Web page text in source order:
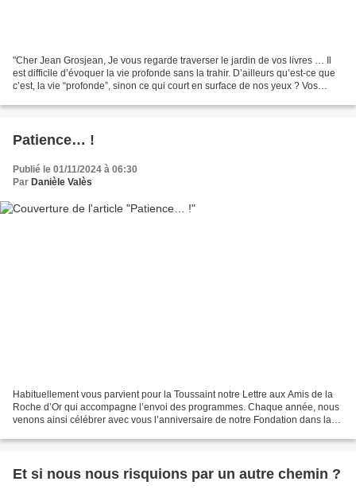
"Cher Jean Grosjean, Je vous regarde traverser le jardin de vos livres … Il
est difficile d’évoquer la vie profonde sans la trahir. D’ailleurs qu’est-ce que
c’est, la vie “profonde”, sinon ce qui court en surface de nos yeux ? Vos
Patience… !
Publié le 01/11/2024 à 06:30
Par Danièle Valès
Habituellement vous parvient pour la Toussaint notre Lettre aux Amis de la
Roche d’Or qui accompagne l’envoi des programmes. Chaque année, nous
venons ainsi célébrer avec vous l’anniversaire de notre Fondation dans la
Et si nous nous risquions par un autre chemin ?